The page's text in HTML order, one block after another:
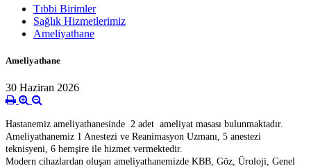
Tıbbi Birimler
Sağlık Hizmetlerimiz
Ameliyathane
Ameliyathane
30 Haziran 2026
Hastanemiz ameliyathanesinde 2 adet ameliyat masası bulunmaktadır.
Ameliyathanemiz 1 Anestezi ve Reanimasyon Uzmanı, 5 anestezi
teknisyeni, 6 hemşire ile hizmet vermektedir.
Modern cihazlardan oluşan ameliyathanemizde KBB, Göz, Üroloji, Genel